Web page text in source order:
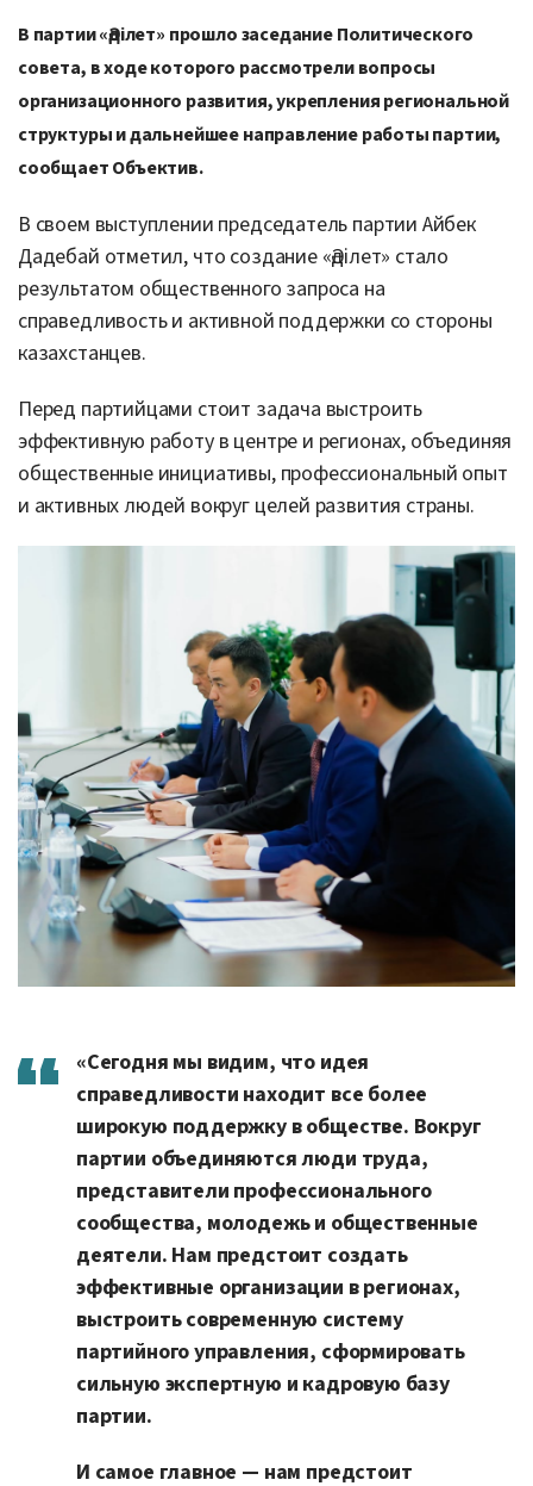
В партии «Әділет» прошло заседание Политического
совета, в ходе которого рассмотрели вопросы
организационного развития, укрепления региональной
структуры и дальнейшее направление работы партии,
сообщает Объектив.
В своем выступлении председатель партии Айбек
Дадебай отметил, что создание «Әділет» стало
результатом общественного запроса на
справедливость и активной поддержки со стороны
казахстанцев.
Перед партийцами стоит задача выстроить
эффективную работу в центре и регионах, объединяя
общественные инициативы, профессиональный опыт
и активных людей вокруг целей развития страны.
«Сегодня мы видим, что идея
справедливости находит все более
широкую поддержку в обществе. Вокруг
партии объединяются люди труда,
представители профессионального
сообщества, молодежь и общественные
деятели. Нам предстоит создать
эффективные организации в регионах,
выстроить современную систему
партийного управления, сформировать
сильную экспертную и кадровую базу
партии.
И самое главное — нам предстоит